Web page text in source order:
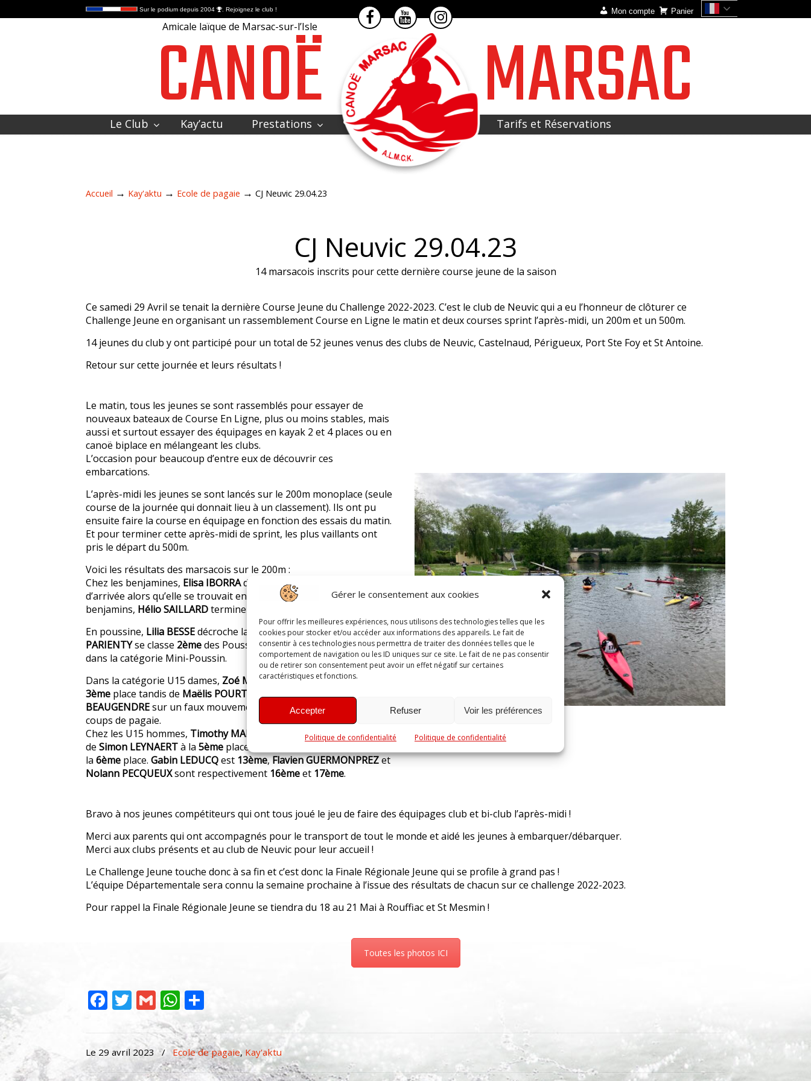
Gérer le consentement aux cookies
Pour offrir les meilleures expériences, nous utilisons des technologies telles que les
cookies pour stocker et/ou accéder aux informations des appareils. Le fait de
consentir à ces technologies nous permettra de traiter des données telles que le
comportement de navigation ou les ID uniques sur ce site. Le fait de ne pas consentir
ou de retirer son consentement peut avoir un effet négatif sur certaines
caractéristiques et fonctions.
Accepter Refuser Voir les préférences
Politique de confidentialité Politique de confidentialité
Sur le podium depuis 2004 . Rejoignez le club ! Mon compte Panier
Amicale laïque de Marsac-sur-l’Isle
CANOË MARSAC
Le Club Kay’actu Prestations
Tarifs et Réservations
Accueil → Kay'aktu → Ecole de pagaie → CJ Neuvic 29.04.23
CJ Neuvic 29.04.23
14 marsacois inscrits pour cette dernière course jeune de la saison
Ce samedi 29 Avril se tenait la dernière Course Jeune du Challenge 2022-2023. C’est le club de Neuvic qui a eu l’honneur de clôturer ce
Challenge Jeune en organisant un rassemblement Course en Ligne le matin et deux courses sprint l’après-midi, un 200m et un 500m.
14 jeunes du club y ont participé pour un total de 52 jeunes venus des clubs de Neuvic, Castelnaud, Périgueux, Port Ste Foy et St Antoine.
Retour sur cette journée et leurs résultats !
Le matin, tous les jeunes se sont rassemblés pour essayer de
nouveaux bateaux de Course En Ligne, plus ou moins stables, mais
aussi et surtout essayer des équipages en kayak 2 et 4 places ou en
canoë biplace en mélangeant les clubs.
L’occasion pour beaucoup d’entre eux de découvrir ces
embarcations.
L’après-midi les jeunes se sont lancés sur le 200m monoplace (seule
course de la journée qui donnait lieu à un classement). Ils ont pu
ensuite faire la course en équipage en fonction des essais du matin.
Et pour terminer cette après-midi de sprint, les plus vaillants ont
pris le départ du 500m.
Voici les résultats des marsacois sur le 200m :
Chez les benjamines, Elisa IBORRAdessale juste avant la ligne
d’arrivée alors qu’elle se trouvait en 2ème position. Chez les
benjamins, Hélio SAILLARDtermine à la
En poussine, Lilia BESSEdécroche la 1èreplace.Aurel ZUM TOBEL-
PARIENTYse classe 2èmedes Poussins tout comme son frèreAlexis
dans la catégorie Mini-Poussin.
Dans la catégorie U15 dames, Zoé MARYaccroche le podium à la
3ème place tandis de Maëlis POURTEYRONarrive4ème.Suzon
BEAUGENDREsur un faux mouvement dessale lors des premiers
coups de pagaie.
Chez les U15 hommes, Timothy MARIE se hisse à la2èmeplace suivit
de Simon LEYNAERTà la 5ème place et d’
la 6ème place. Gabin LEDUCQest 13ème,Flavien GUERMONPREZet
Nolann PECQUEUXsont respectivement 16èmeet 17ème.
Bravo à nos jeunes compétiteurs qui ont tous joué le jeu de faire des équipages club et bi-club l’après-midi !
Merci aux parents qui ont accompagnés pour le transport de tout le monde et aidé les jeunes à embarquer/débarquer.
Merci aux clubs présents et au club de Neuvic pour leur accueil !
Le Challenge Jeune touche donc à sa fin et c’est donc la Finale Régionale Jeune qui se profile à grand pas !
L’équipe Départementale sera connu la semaine prochaine à l’issue des résultats de chacun sur ce challenge 2022-2023.
Pour rappel la Finale Régionale Jeune se tiendra du 18 au 21 Mai à Rouffiac et St Mesmin !
Toutes les photos ICI
Facebook
Twitter
GmailWhatsApp
Le 29 avril 2023 / Ecole de pagaie, Kay'aktu